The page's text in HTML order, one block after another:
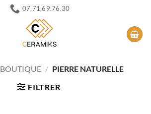
07.71.69.76.30
BOUTIQUE / PIERRE NATURELLE
FILTRER